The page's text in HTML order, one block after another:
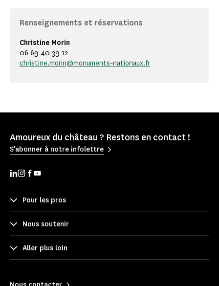
Renseignements et réservations
Christine Morin
06 69 40 39 12
christine.morin@monuments-nationaux.fr
Amoureux du château ? Restons en contact !
S'abonner à notre infolettre
Pour les pros
Nous soutenir
Aller plus loin